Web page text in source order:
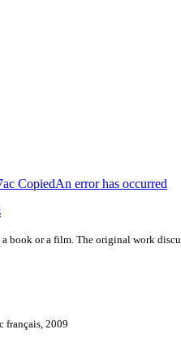
CopiedAn error has occurred
book or a film. The original work
français, 2009